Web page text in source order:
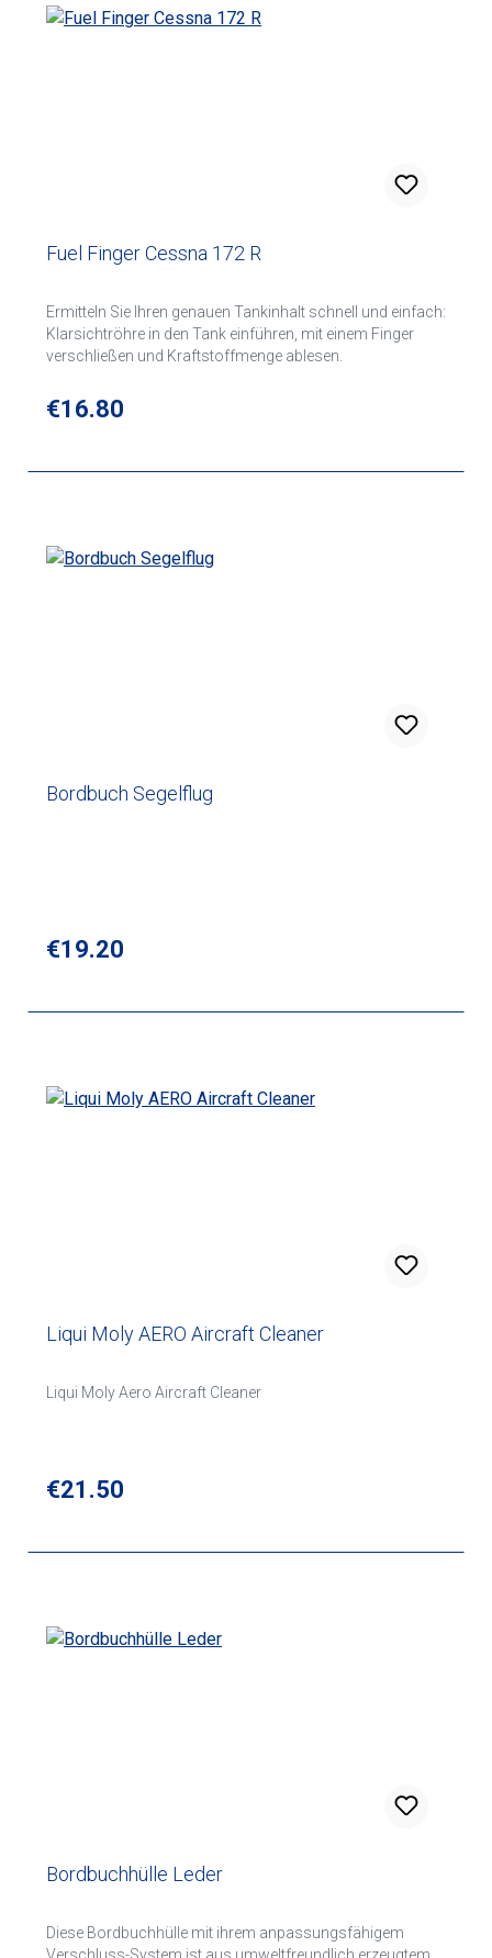
Fuel Finger Cessna 172 R
Ermitteln Sie Ihren genauen Tankinhalt schnell und einfach:
Klarsichtröhre in den Tank einführen, mit einem Finger
verschließen und Kraftstoffmenge ablesen.
Regular price:
€16.80
Bordbuch Segelflug
Regular price:
€19.20
Liqui Moly AERO Aircraft Cleaner
Liqui Moly Aero Aircraft Cleaner
Regular price:
€21.50
Bordbuchhülle Leder
Diese Bordbuchhülle mit ihrem anpassungsfähigem